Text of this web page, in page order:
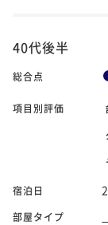
40代後半
総合点
項目別評価
宿泊日
部屋タイプ